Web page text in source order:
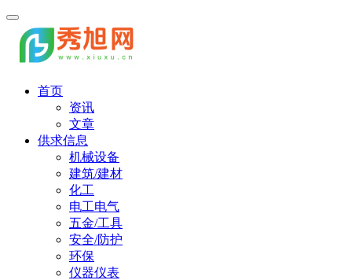
首页
资讯
文章
供求信息
机械设备
建筑/建材
化工
电工电气
五金/工具
安全/防护
环保
仪器仪表